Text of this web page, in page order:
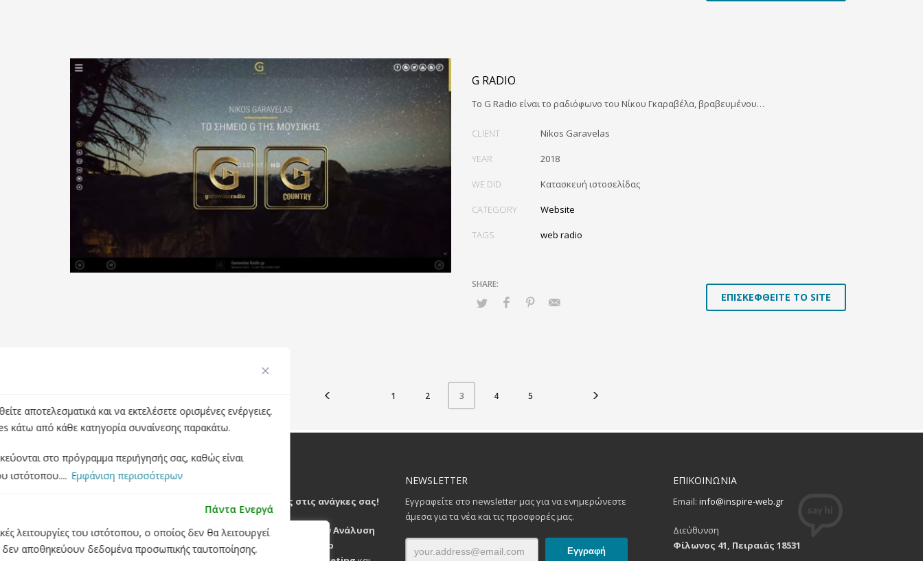
Σεβόμαστε την ιδιωτικότητά σας
αποτελεσματικά και να εκτελέσετε ορισμένες ενέργειες.
κάτω από κάθε κατηγορία συναίνεσης παρακάτω.
στο πρόγραμμα περιήγησής σας, καθώς είναι
ιστότοπου.... Εμφάνιση περισσότερων
Πάντα Ενεργά
λειτουργίες του ιστότοπου, ο οποίος δεν θα λειτουργεί
αποθηκεύουν δεδομένα προσωπικής ταυτοποίησης.
G RADIO
Το G Radio είναι το ραδιόφωνο του Νίκου Γκαραβέλα, βραβευμένου…
CLIENT Nikos Garavelas
YEAR 2018
WE DID Κατασκευή ιστοσελίδας
CATEGORY Website
TAGS web radio
ΕΠΙΣΚΕΦΘΕΙΤΕ ΤΟ SITE
1 2 3 4 5
ΣΧΕΤΙΚΑ ΜΕ ΤΗΝ INSPIRE WEB
Τεχνολογία & φρέσκες ιδέες προσαρμοσμένες στις ανάγκες σας!
Είμαστε ένα γραφείο παροχής υπηρεσιών εξειδικευμένο στηνΑνάλυση
Απαιτήσεων & Σχεδιασμό,Ανάπτυξη ιστοσελίδων
Web
NEWSLETTER
Εγγραφείτε στο newsletter μας για να ενημερώνεστε
άμεσα για τα νέα και τις προσφορές μας.
ΕΠΙΚΟΙΝΩΝΙΑ
Email: info@inspire-web.gr
Διεύθυνση
Φίλωνος 41, Πειραιάς 18531